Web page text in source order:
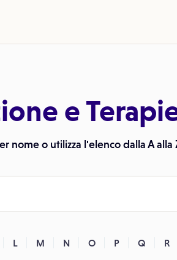
e
nome o utilizza l'elenco dalla A alla
L M N O P Q R